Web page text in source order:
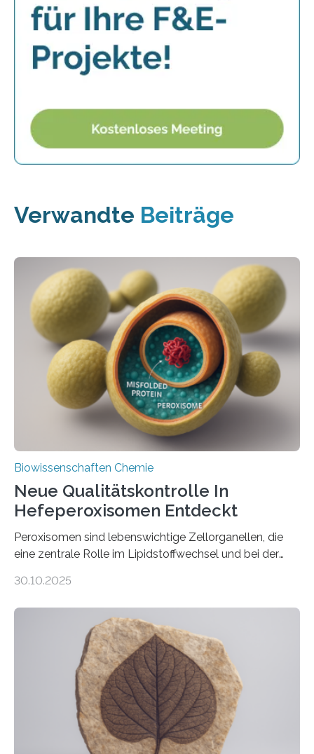
Verwandte Beiträge
Biowissenschaften Chemie
Neue Qualitätskontrolle In
Hefeperoxisomen Entdeckt
Peroxisomen sind lebenswichtige Zellorganellen, die
eine zentrale Rolle im Lipidstoffwechsel und bei der
erfüllen können, müssen zahlreiche Enzyme präzise in
der Ruhr-Universität Bochum um Prof. Dr. Ralf Erdmann
und Dr. Ismaila Francis Yusuf hat nun einen bislang
unbekannten Qualitätskontrollmechanismus des
peroxisomalen Proteintransports in der Bäckerhefe
Saccharomyces cerevisiae entdeckt, der für die
Funktionsfähigkeit der Organellen entscheidend ist. Die
Studie wurde am 28. Oktober 2025 in der
Fachzeitschrift…
30.10.2025